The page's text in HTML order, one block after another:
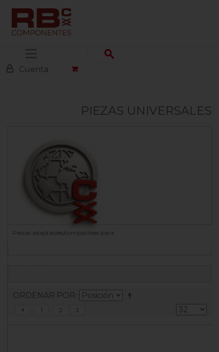
Cuenta
PIEZAS UNIVERSALES
Piezas adaptables/compatibles para:
ORDENAR POR
1 2 3